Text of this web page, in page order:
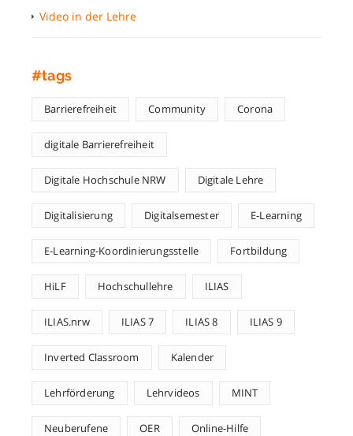
Video in der Lehre
#tags
Barrierefreiheit Community Corona
digitale Barrierefreiheit
Digitale Hochschule NRW Digitale Lehre
Digitalisierung Digitalsemester E-Learning
E-Learning-Koordinierungsstelle Fortbildung
HiLF Hochschullehre ILIAS
ILIAS.nrw ILIAS 7 ILIAS 8 ILIAS 9
Inverted Classroom Kalender
Lehrförderung Lehrvideos MINT
Neuberufene OER Online-Hilfe